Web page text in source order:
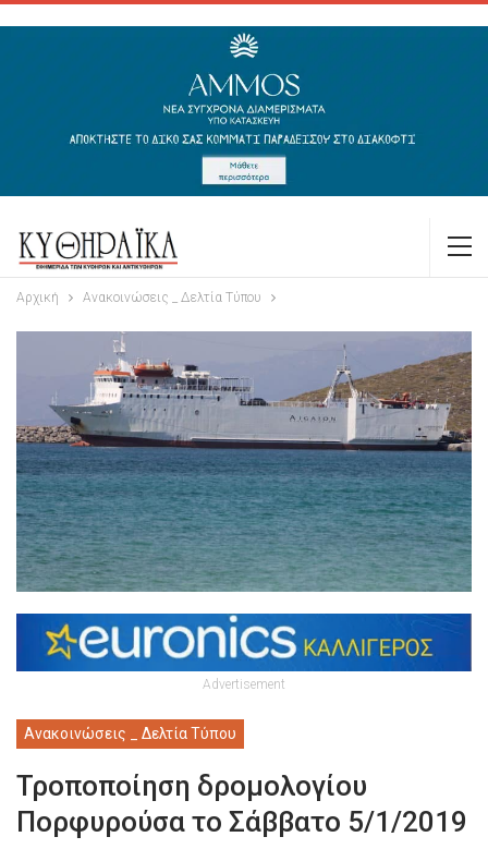
Αρχική Ανακοινώσεις _ Δελτία Τύπου
Advertisement
Ανακοινώσεις _ Δελτία Τύπου
Τροποποίηση δρομολογίου
Πορφυρούσα το Σάββατο 5/1/2019